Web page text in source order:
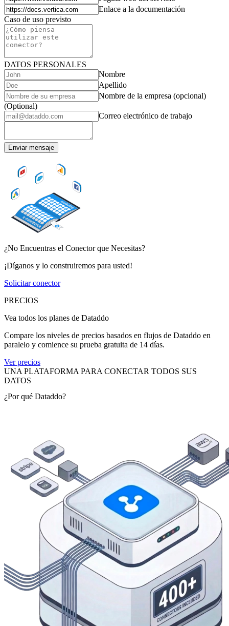
Enlace a la documentación
Caso de uso previsto
DATOS PERSONALES
Nombre
Apellido
Nombre de la empresa (opcional)
(Optional)
Correo electrónico de trabajo
Enviar mensaje
¿No Encuentras el Conector que Necesitas?
¡Díganos y lo construiremos para usted!
Solicitar conector
PRECIOS
Vea todos los planes de Dataddo
Compare los niveles de precios basados en flujos de Dataddo en
paralelo y comience su prueba gratuita de 14 días.
Ver precios
UNA PLATAFORMA PARA CONECTAR TODOS SUS
DATOS
¿Por qué Dataddo?